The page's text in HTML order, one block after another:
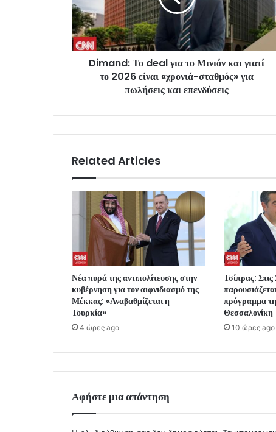
Dimand: Το deal για το Μινιόν και γιατί
το 2026 είναι «χρονιά-σταθμός» για
πωλήσεις και επενδύσεις
Related Articles
Νέα πυρά της αντιπολίτευσης στην
κυβέρνηση για τον αιφνιδιασμό της
Μέκκας: «Αναβαθμίζεται η
Τουρκία»
4 ώρες ago
Τσίπρας:
πρόγραμμα
Θεσσαλονίκη
10 ώρες ago
Αφήστε μια απάντηση